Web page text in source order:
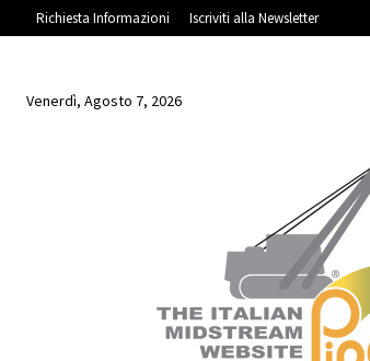
Richiesta Informazioni Iscriviti alla Newsletter
Venerdì, Agosto 7, 2026